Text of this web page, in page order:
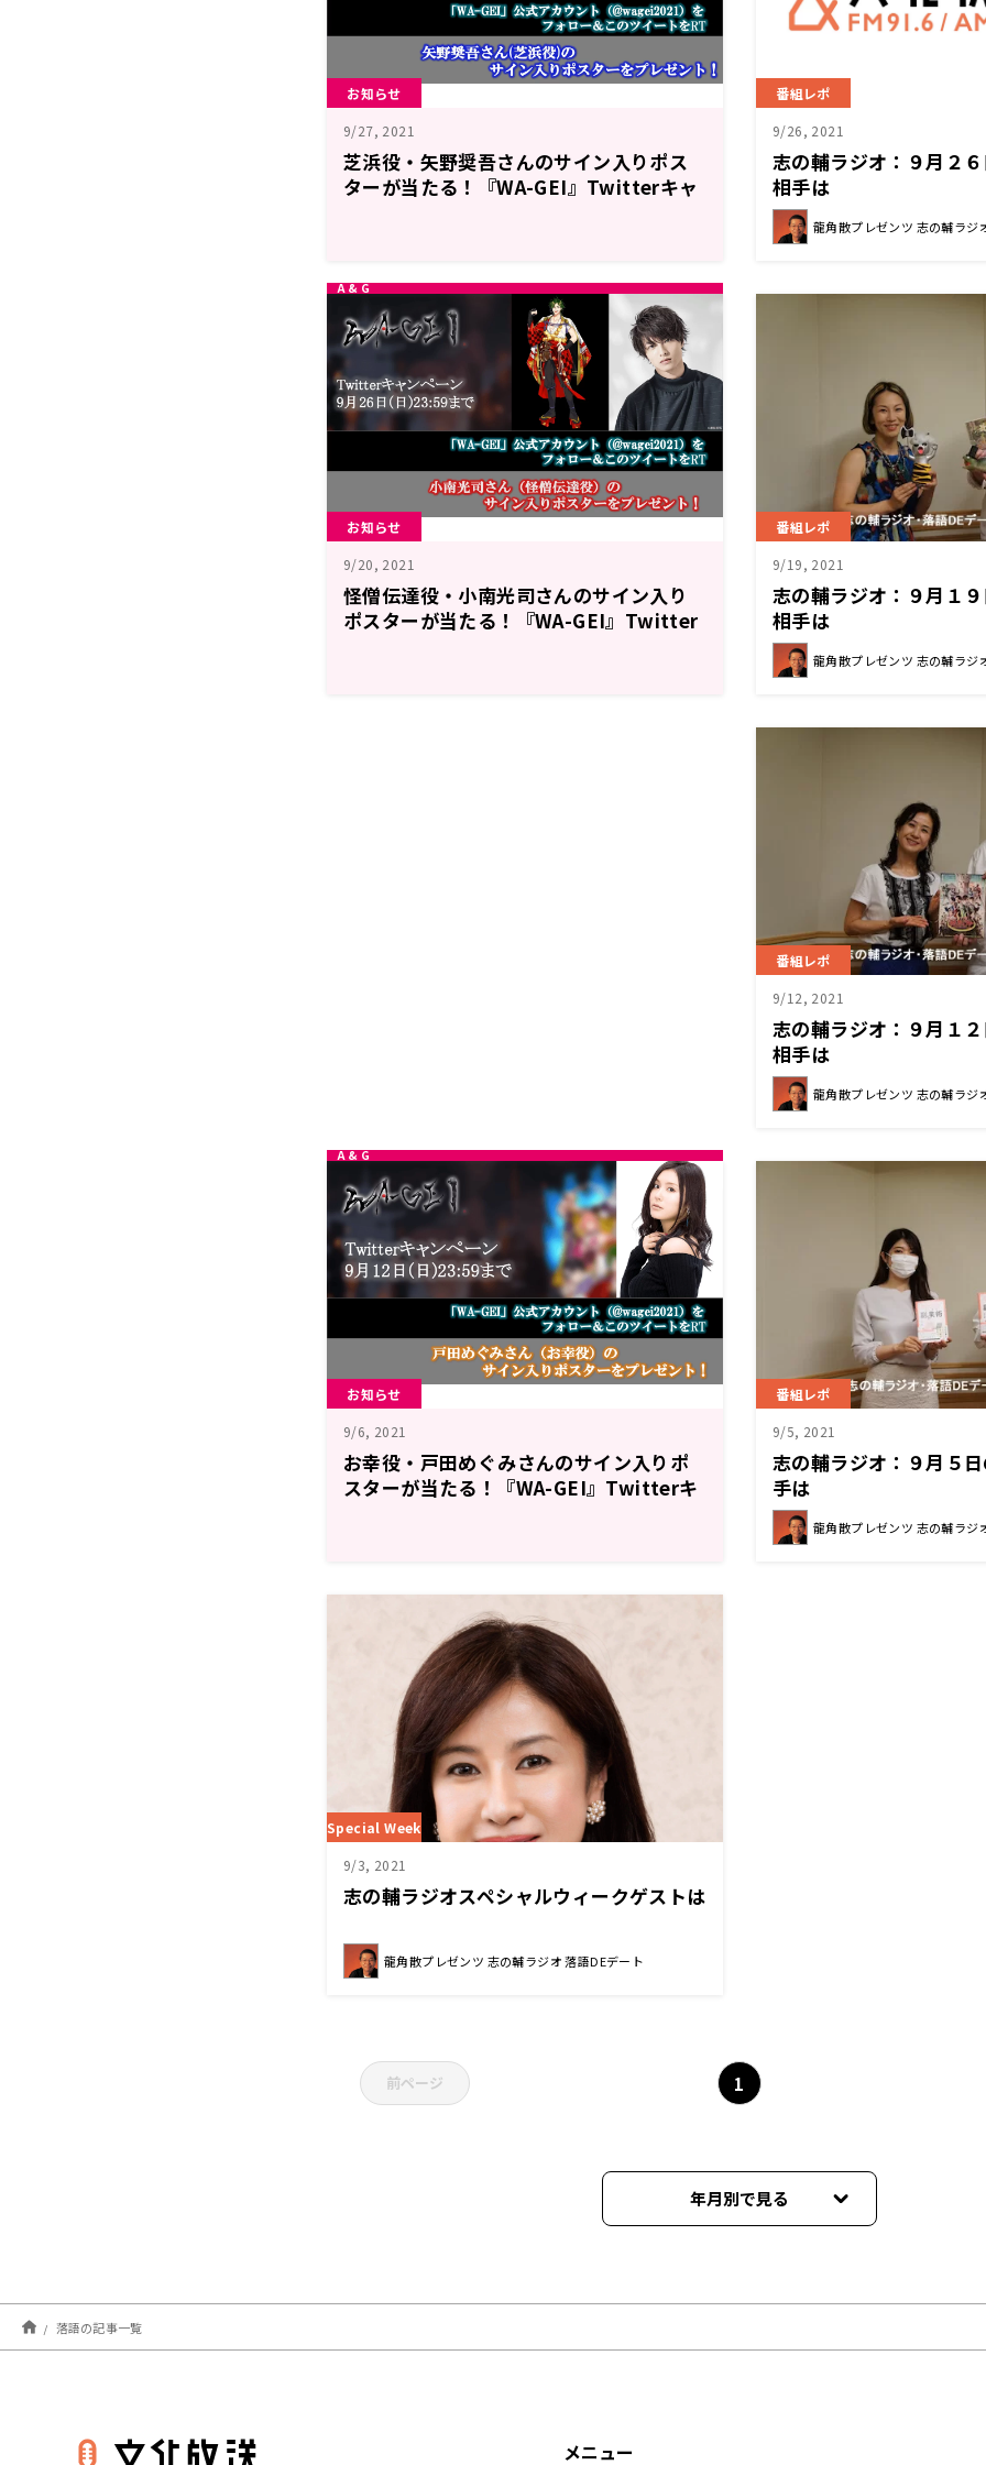
お知らせ
9/27, 2021
芝浜役・矢野奨吾さんのサイン入りポス
ターが当たる！『WA-GEI』Twitterキャ
番組レポ
9/26, 2021
志の輔ラジオ：９月２
相手は
龍角散プレゼンツ 志の輔ラジ
お知らせ
9/20, 2021
怪僧伝達役・小南光司さんのサイン入り
ポスターが当たる！『WA-GEI』Twitter
番組レポ
9/19, 2021
志の輔ラジオ：９月１
相手は
龍角散プレゼンツ 志の輔ラジ
番組レポ
9/12, 2021
志の輔ラジオ：９月１
相手は
龍角散プレゼンツ 志の輔ラジ
お知らせ
9/6, 2021
お幸役・戸田めぐみさんのサイン入りポ
スターが当たる！『WA-GEI』Twitterキ
番組レポ
9/5, 2021
志の輔ラジオ：９月５
手は
龍角散プレゼンツ 志の輔ラジ
Special Week
9/3, 2021
志の輔ラジオスペシャルウィークゲストは
龍角散プレゼンツ 志の輔ラジオ 落語DEデート
前ページ 1
年月別で見る
落語の記事一覧
メニュー